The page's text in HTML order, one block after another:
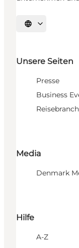
Sprache
Unsere Seiten
Presse
Business
Media
Denmark
Hilfe
A-Z